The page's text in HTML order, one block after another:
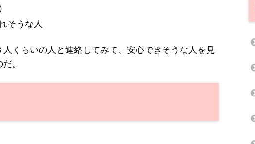
そうな人
くらいの人と連絡してみて、安心できそうな人を見
。